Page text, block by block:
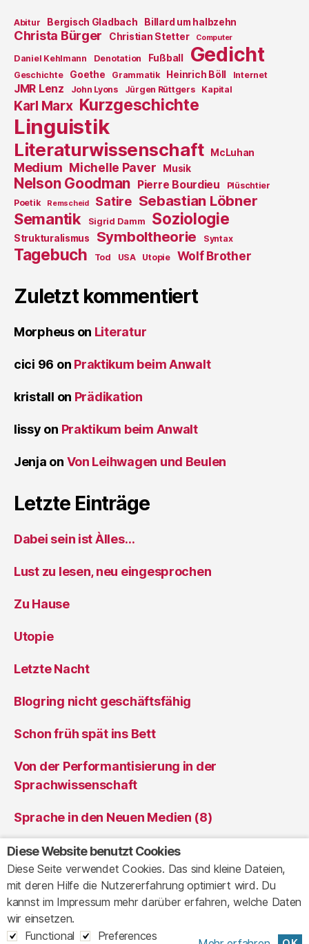
Abitur Bergisch Gladbach Billard um halbzehn
Christa Bürger Christian Stetter Computer
Daniel Kehlmann Denotation Fußball Gedicht
Geschichte Goethe Grammatik Heinrich Böll Internet
JMR Lenz John Lyons Jürgen Rüttgers Kapital
Karl Marx Kurzgeschichte
Linguistik
Literaturwissenschaft McLuhan
Medium Michelle Paver Musik
Nelson Goodman Pierre Bourdieu
Plüschtier
Poetik
Remscheid Satire Sebastian Löbner
Semantik Sigrid Damm Soziologie
Strukturalismus Symboltheorie Syntax
Tagebuch Tod USA Utopie Wolf Brother
Zuletzt kommentiert
Morpheuson Literatur
cici 96 on Praktikum beim Anwalt
kristall on Prädikation
lissy on Praktikum beim Anwalt
Jenja on Von Leihwagen und Beulen
Letzte Einträge
Dabei sein ist Àlles…
Lust zu lesen, neu eingesprochen
Zu Hause
Utopie
Letzte Nacht
Blogring nicht geschäftsfähig
Schon früh spät ins Bett
Von der Performantisierung in der
Sprachwissenschaft
Sprache in den Neuen Medien (8)
Sprache in den Neuen Medien (7)
© 2026 Ansichten eines Clowns
Impressum
Up↑
Diese Website benutzt Cookies
Diese Seite verwendet Cookies. Das sind kleine Dateien,
mit deren Hilfe die Nutzererfahrung optimiert wird. Du
kannst im Impressum mehr darüber erfahren, welche Daten
wir einsetzen.
GranularFunctional
Preferences